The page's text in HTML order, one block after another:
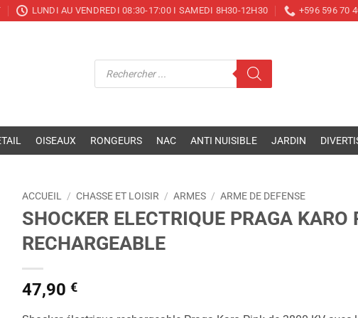
LUNDI AU VENDREDI 08:30-17:00 I SAMEDI 8H30-12H30 +596 596 70
Recherche
OISEAUX RONGEURS NAC ANTI NUISIBLE JARDIN
ACCUEIL / CHASSE ET LOISIR / ARMES / ARME DE DEFENSE
SHOCKER ELECTRIQUE PRAGA
RECHARGEABLE
47,90 €